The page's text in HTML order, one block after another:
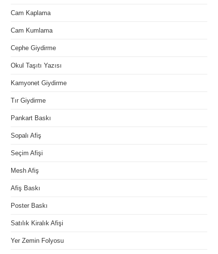
Cam Kaplama
Cam Kumlama
Cephe Giydirme
Okul Taşıtı Yazısı
Kamyonet Giydirme
Tır Giydirme
Pankart Baskı
Sopalı Afiş
Seçim Afişi
Mesh Afiş
Afiş Baskı
Poster Baskı
Satılık Kiralık Afişi
Yer Zemin Folyosu